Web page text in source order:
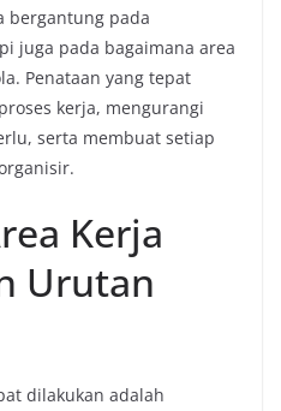
bergantung pada
juga pada bagaimana area
Penataan yang tepat
kerja, mengurangi
serta membuat setiap
Kerja
Urutan
dilakukan adalah